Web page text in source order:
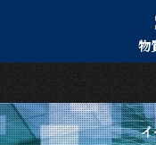
物
日本語
トップページ
Top Page